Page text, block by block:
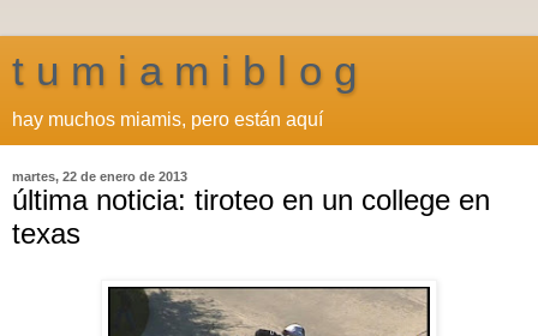
t u m i a m i b l o g
hay muchos miamis, pero están aquí
martes, 22 de enero de 2013
última noticia: tiroteo en un college en
texas